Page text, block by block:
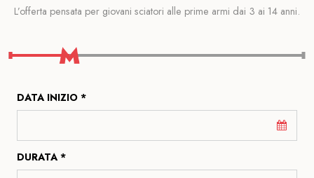
L’offerta pensata per giovani sciatori alle prime armi dai 3 ai 14 anni.
DATA INIZIO *
DURATA *